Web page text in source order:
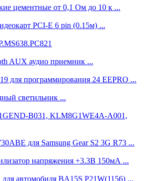
цементные от 0,1 Ом до 10 к ...
PCI-E 6 pin (0.15м) ...
AUX аудио приемник ...
для программирования 24 EEPRO ...
светильник ...
B031, KLM8G1WE4A-A001,
для Samsung Gear S2 3G R73 ...
напряжения +3.3В 150мА ...
автомобиля BA15S P21W(1156) ...